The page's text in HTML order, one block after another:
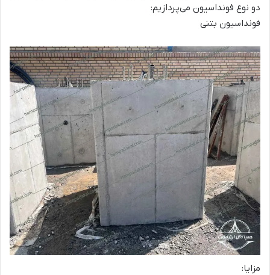
دو نوع فونداسیون می‌پردازیم:
فونداسیون بتنی
مزایا: